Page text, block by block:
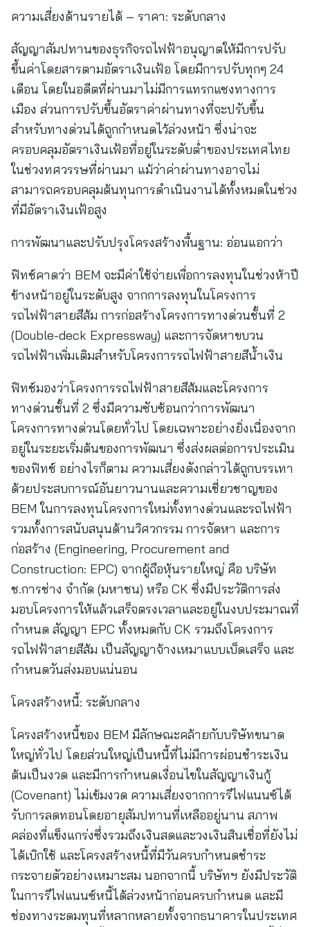
ความเสี่ยงด้านรายได้ – ราคา: ระดับกลาง
สัญญาสัมปทานของธุรกิจรถไฟฟ้าอนุญาตให้มีการปรับ
ขึ้นค่าโดยสารตามอัตราเงินเฟ้อ โดยมีการปรับทุกๆ 24
เดือน โดยในอดีตที่ผ่านมาไม่มีการแทรกแซงทางการ
เมือง ส่วนการปรับขึ้นอัตราค่าผ่านทางที่จะปรับขึ้น
สำหรับทางด่วนได้ถูกกำหนดไว้ล่วงหน้า ซึ่งน่าจะ
ครอบคลุมอัตราเงินเฟ้อที่อยู่ในระดับต่ำของประเทศไทย
ในช่วงทศวรรษที่ผ่านมา แม้ว่าค่าผ่านทางอาจไม่
สามารถครอบคลุมต้นทุนการดำเนินงานได้ทั้งหมดในช่วง
ที่มีอัตราเงินเฟ้อสูง
การพัฒนาและปรับปรุงโครงสร้างพื้นฐาน: อ่อนแอกว่า
ฟิทช์คาดว่า BEM จะมีค่าใช้จ่ายเพื่อการลงทุนในช่วงห้าปี
ข้างหน้าอยู่ในระดับสูง จากการลงทุนในโครงการ
รถไฟฟ้าสายสีส้ม การก่อสร้างโครงการทางด่วนชั้นที่ 2
(Double-deck Expressway) และการจัดหาขบวน
รถไฟฟ้าเพิ่มเติมสำหรับโครงการรถไฟฟ้าสายสีน้ำเงิน
ฟิทช์มองว่าโครงการรถไฟฟ้าสายสีส้มและโครงการ
ทางด่วนชั้นที่ 2 ซึ่งมีความซับซ้อนกว่าการพัฒนา
โครงการทางด่วนโดยทั่วไป โดยเฉพาะอย่างยิ่งเนื่องจาก
อยู่ในระยะเริ่มต้นของการพัฒนา ซึ่งส่งผลต่อการประเมิน
ของฟิทช์ อย่างไรก็ตาม ความเสี่ยงดังกล่าวได้ถูกบรรเทา
ด้วยประสบการณ์อันยาวนานและความเชี่ยวชาญของ
BEM ในการลงทุนโครงการใหม่ทั้งทางด่วนและรถไฟฟ้า
รวมทั้งการสนับสนุนด้านวิศวกรรม การจัดหา และการ
ก่อสร้าง (Engineering, Procurement and
Construction: EPC) จากผู้ถือหุ้นรายใหญ่ คือ บริษัท
ช.การช่าง จำกัด (มหาชน) หรือ CK ซึ่งมีประวัติการส่ง
มอบโครงการให้แล้วเสร็จตรงเวลาและอยู่ในงบประมาณที่
กำหนด สัญญา EPC ทั้งหมดกับ CK รวมถึงโครงการ
รถไฟฟ้าสายสีส้ม เป็นสัญญาจ้างเหมาแบบเบ็ดเสร็จ และ
กำหนดวันส่งมอบแน่นอน
โครงสร้างหนี้: ระดับกลาง
โครงสร้างหนี้ของ BEM มีลักษณะคล้ายกับบริษัทขนาด
ใหญ่ทั่วไป โดยส่วนใหญ่เป็นหนี้ที่ไม่มีการผ่อนชำระเงิน
ต้นเป็นงวด และมีการกำหนดเงื่อนไขในสัญญาเงินกู้
(Covenant) ไม่เข้มงวด ความเสี่ยงจากการรีไฟแนนซ์ได้
รับการลดทอนโดยอายุสัมปทานที่เหลืออยู่นาน สภาพ
คล่องที่แข็งแกร่งซึ่งรวมถึงเงินสดและวงเงินสินเชื่อที่ยังไม่
ได้เบิกใช้ และโครงสร้างหนี้ที่มีวันครบกำหนดชำระ
กระจายตัวอย่างเหมาะสม นอกจากนี้ บริษัทฯ ยังมีประวัติ
ในการรีไฟแนนซ์หนี้ได้ล่วงหน้าก่อนครบกำหนด และมี
ช่องทางระดมทุนที่หลากหลายทั้งจากธนาคารในประเทศ